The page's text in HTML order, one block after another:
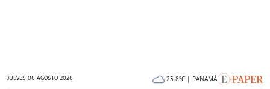
JUEVES 06 AGOSTO 2026 25.8°C | PANAMÁ